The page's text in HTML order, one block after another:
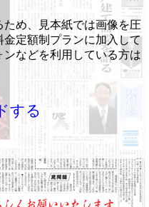
め、見本紙では画像を圧
定額制プランに加入して
などを利用している方は
する